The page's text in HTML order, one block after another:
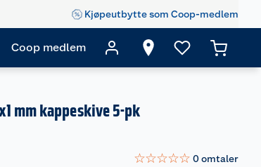
Kjøpeutbytte som Coop-medlem
Coop medlem
mm kappeskive 5-pk
☆☆☆☆☆ 0omtaler